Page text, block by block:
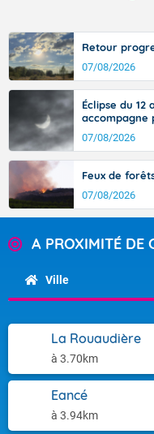
Retour
07/08/2026
Éclipse du 12
accompagne
07/08/2026
Feux de
07/08/2026
A PROXIMITÉ DE
Ville
La Rouaudière
à 3.70km
Eancé
à 3.94km